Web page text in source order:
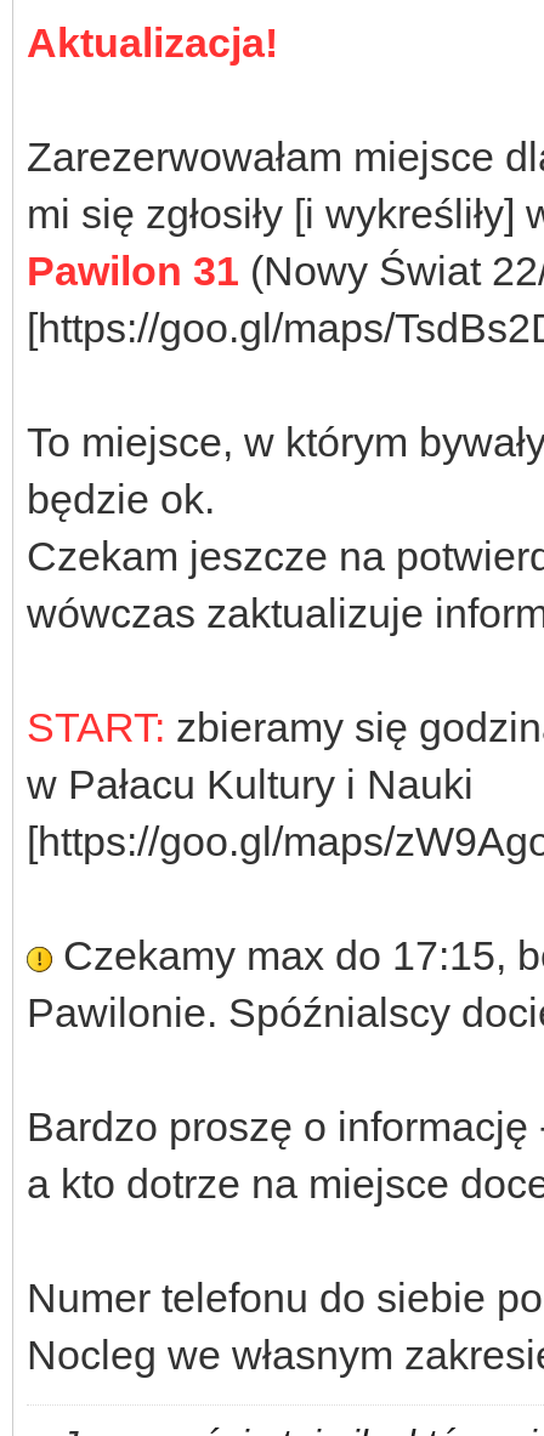
Aktualizacja!
Zarezerwowałam miejsce
mi się zgłosiły [i
Pawilon 31 (Nowy Świat
[https://goo.gl/maps/
To miejsce, w którym
będzie ok.
Czekam jeszcze na
wówczas zaktualizuje
START: zbieramy się
w Pałacu Kultury i Nauki
[https://goo.gl/maps/
Czekamy max do 17:15,
Pawilonie. Spóźnialscy
Bardzo proszę o
a kto dotrze na miejsce
Numer telefonu do siebie
Nocleg we własnym